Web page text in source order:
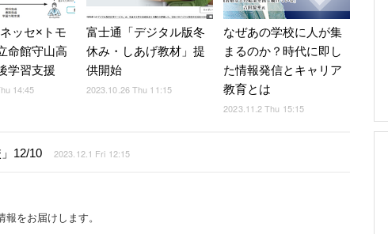
ッセ×トモ
命館守山高
学習支援
14:45
富士通「デジタル版冬
休み・しあげ教材」提
供開始
2023.10.26 Thu 11:15
なぜあの学校に人が集
まるのか？時代に即し
た情報発信とキャリア
教育とは
2023.11.2 Thu 15:15
12/10 2023.12.1 Fri 12:15
をお届けします。